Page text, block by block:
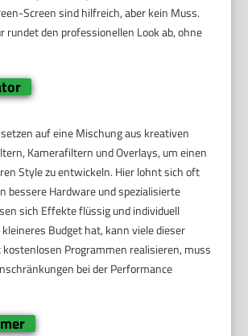
Screen sind hilfreich, aber kein Muss.
rundet den professionellen Look ab, ohne
auf eine Mischung aus kreativen
Kamerafiltern und Overlays, um einen
Style zu entwickeln. Hier lohnt sich oft
bessere Hardware und spezialisierte
sich Effekte flüssig und individuell
Budget hat, kann viele dieser
Programmen realisieren, muss
bei der Performance